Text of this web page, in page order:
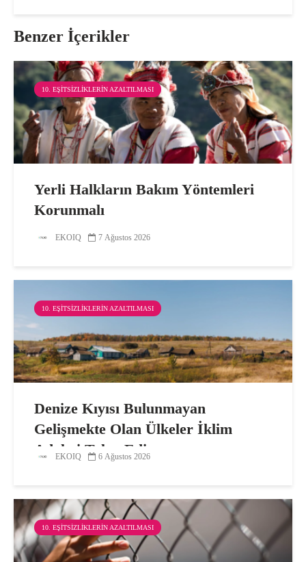
Benzer İçerikler
10. EŞITSIZLIKLERIN AZALTILMASI
Yerli Halkların Bakım Yöntemleri
Korunmalı
EKOIQ 7 Ağustos 2026
10. EŞITSIZLIKLERIN AZALTILMASI
Denize Kıyısı Bulunmayan
Gelişmekte Olan Ülkeler İklim
Adaleti Talep Ediyor
EKOIQ 6 Ağustos 2026
10. EŞITSIZLIKLERIN AZALTILMASI